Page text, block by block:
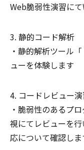
Web脆弱性演習に
静的コード解析
静的解析ツール
ューを体験します
コードレビュー
脆弱性のあるプ
視にてレビューを
応について確認しま